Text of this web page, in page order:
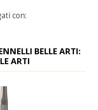
con:
BELLE ARTI:
ARTI